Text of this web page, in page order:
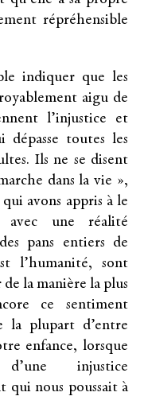
répréhensible
indiquer que les
aigu de
l’injustice et
dépasse toutes les
Ils ne se disent
dans la vie »,
avons appris à le
avec une réalité
pans entiers de
l’humanité, sont
la manière la plus
ce sentiment
la plupart d’entre
enfance, lorsque
injustice
qui nous poussait à